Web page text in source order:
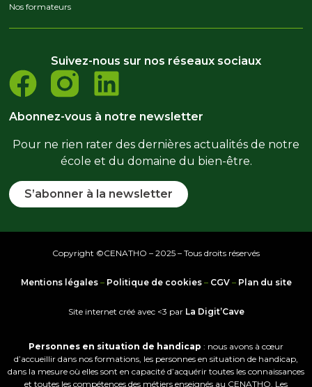
Nos formateurs
Suivez-nous sur nos réseaux sociaux
Abonnez-vous à notre newsletter
Pour ne rien rater des dernières actualités de notre
école et du domaine du bien-être.
S’abonner à la newsletter
Copyright ©CENATHO – 2025 – Tous droits réservés
Mentions légales– Politique de cookies– CGV– Plan du site
Site internet créé avec <3 par La Digit’Cave
Personnes en situation de handicap : nous avons à cœur
d’accueillir dans nos formations, les personnes en situation de handicap,
dans la mesure où elles sont en capacité d’acquérir toutes les connaissances
et toutes les compétences des métiers enseignés au CENATHO. Les